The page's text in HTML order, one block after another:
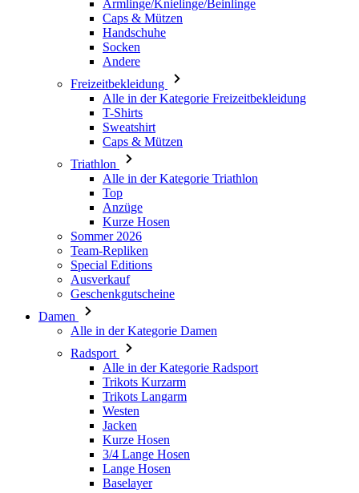
Freizeitbekleidung
Alle in der Kategorie Freizeitbekleidung
T-Shirts
Sweatshirt
Caps & Mützen
Triathlon
Alle in der Kategorie Triathlon
Top
Anzüge
Kurze Hosen
Sommer 2026
Team-Repliken
Special Editions
Ausverkauf
Geschenkgutscheine
Damen
Alle in der Kategorie Damen
Radsport
Alle in der Kategorie Radsport
Trikots Langarm
Westen
Jacken
Kurze Hosen
3/4 Lange Hosen
Lange Hosen
Baselayer
Armlinge/Knielinge/Beinlinge
Caps & Mützen
Handschuhe
Socken
Andere